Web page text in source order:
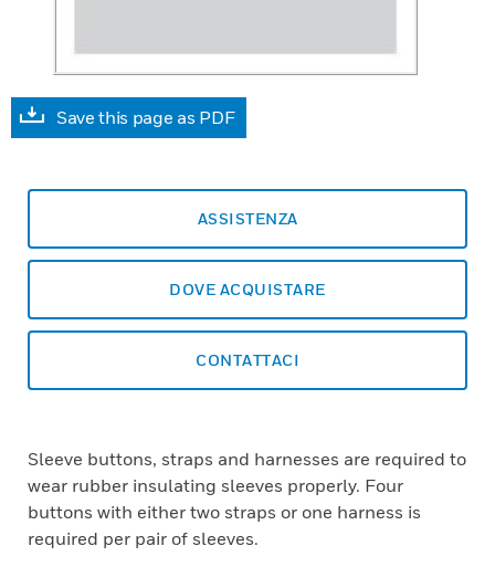
Save this page as PDF
ASSISTENZA
DOVE ACQUISTARE
CONTATTACI
Sleeve buttons, straps and harnesses are required to
wear rubber insulating sleeves properly. Four
buttons with either two straps or one harness is
required per pair of sleeves.